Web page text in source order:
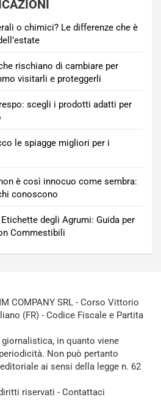
o chimici? Le differenze che è
rischiano di cambiare per
visitarli e proteggerli
scegli i prodotti adatti per
le spiagge migliori per i
è così innocuo come sembra:
conoscono
degli Agrumi: Guida per
Commestibili
COMPANY SRL - Corso Vittorio
(FR) - Codice Fiscale e Partita
in quanto viene
Non può pertanto
ai sensi della legge n. 62
riservati - Contattaci